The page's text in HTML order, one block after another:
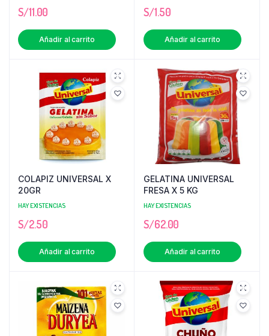
S/11.00
Añadir al carrito
S/1.50
Añadir al carrito
COLAPIZ UNIVERSAL X
20GR
HAY EXISTENCIAS
S/2.50
Añadir al carrito
GELATINA UNIVERSAL
FRESA X 5 KG
HAY EXISTENCIAS
S/62.00
Añadir al carrito